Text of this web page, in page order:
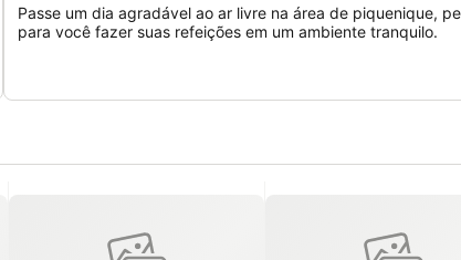
Passe um dia agradável ao ar livre na área de piquenique,
para você fazer suas refeições em um ambiente tranquilo.